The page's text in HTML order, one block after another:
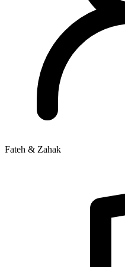
Fateh & Zahak